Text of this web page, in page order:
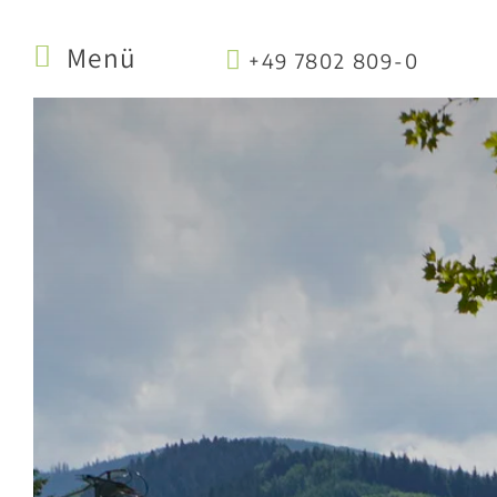
Menü +49 7802 809-0